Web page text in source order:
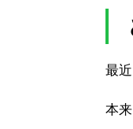
最
本